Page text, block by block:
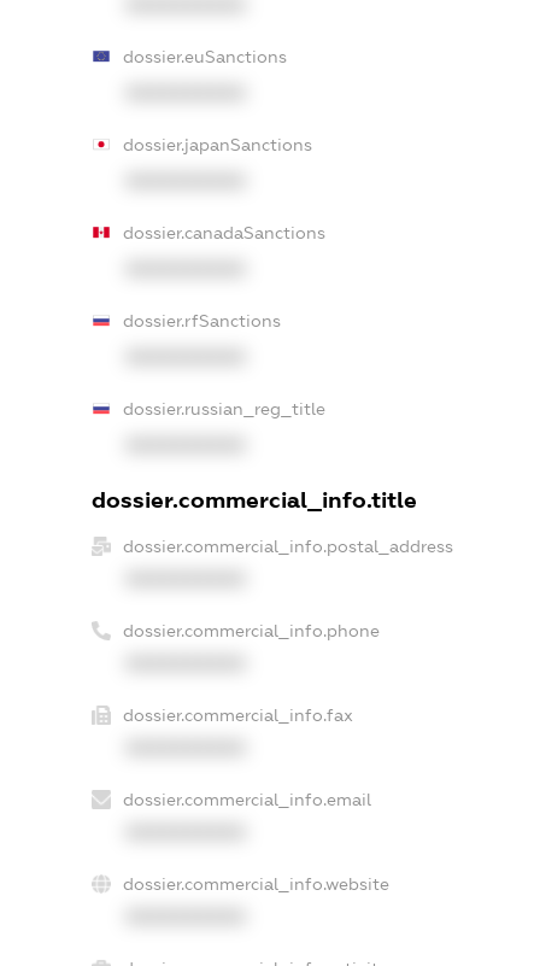
dossier.euSanctions
dossier.japanSanctions
dossier.canadaSanctions
dossier.rfSanctions
dossier.russian_reg_title
dossier.commercial_info.title
dossier.commercial_info.postal_address
dossier.commercial_info.phone
dossier.commercial_info.fax
dossier.commercial_info.email
dossier.commercial_info.website